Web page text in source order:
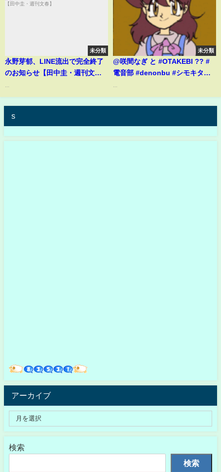
未分類
永野芽郁、LINE流出で完全終了
のお知らせ【田中圭・週刊文
未分類
@咲間なぎ と #OTAKEBI ?? #
電音部 #denonbu #シモキタザ
ピ
s
アーカイブ
検索
検索